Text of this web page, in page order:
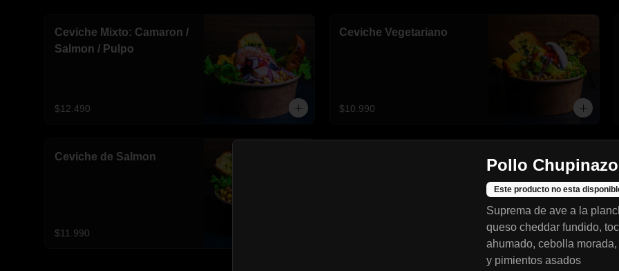
Ceviche Mixto: Camaron /
Salmon / Pulpo
$12.490
Ceviche Vegetariano
$10.990
Ceviche de Salmon
$11.990
Pollo Chupinazo
Este producto no esta
Suprema de ave a la
queso cheddar fundido,
ahumado, cebolla
y pimientos asados